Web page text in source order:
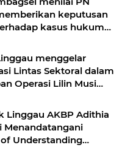
keputusan
kasus hukum
menggelar
Lintas Sektoral dalam
Operasi Lilin Musi
Linggau AKBP Adithia
Menandatangani
Understanding